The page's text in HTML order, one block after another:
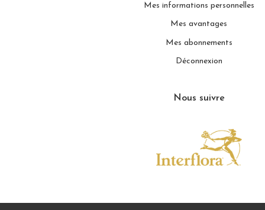
Mes informations personnelles
Mes avantages
Mes abonnements
Déconnexion
Nous suivre